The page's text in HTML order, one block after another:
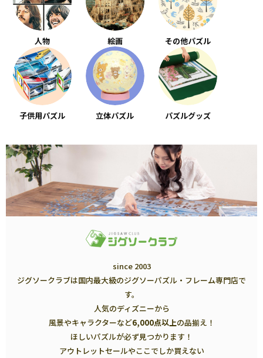
人物 絵画 その他パズル
子供用パズル 立体パズル パズルグッズ
since 2003
ジグソークラブは国内最大級のジグソーパズル・フレーム専門店で
す。
人気のディズニーから
風景やキャラクターなど6,000点以上の品揃え！
ほしいパズルが必ず見つかります！
アウトレットセールやここでしか買えない